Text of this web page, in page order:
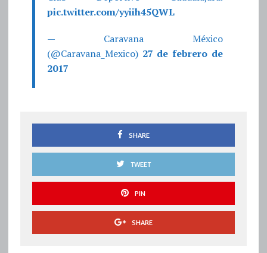
pic.twitter.com/yyiih45QWL
— Caravana México
(@Caravana_Mexico) 27 de febrero de
2017
SHARE
TWEET
PIN
SHARE